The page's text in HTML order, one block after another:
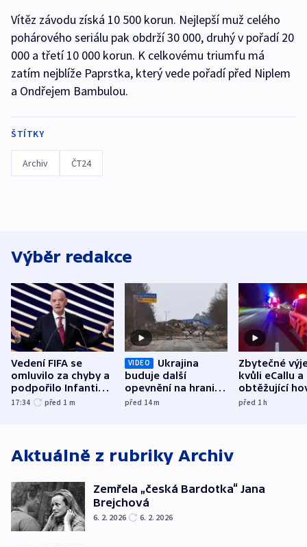
Vítěz závodu získá 10 500 korun. Nejlepší muž celého
pohárového seriálu pak obdrží 30 000, druhý v pořadí 20
000 a třetí 10 000 korun. K celkovému triumfu má
zatím nejblíže Paprstka, který vede pořadí před Niplem
a Ondřejem Bambulou.
ŠTÍTKY
Archiv ČT24
Výběr redakce
Vedení FIFA se
omluvilo za chyby a
podpořilo Infantina.
UEFA trvá na
17:34 před 1 m
VIDEO
Ukrajina
buduje další
opevnění na hranici
s Běloruskem
před 14m
Zbytečné
kvůli eCallu a
obtěžující
zdržují
před 1h
Aktuálně z rubriky Archiv
Zemřela „česká Bardotka“ Jana
Brejchová
6. 2. 2026 6. 2. 2026